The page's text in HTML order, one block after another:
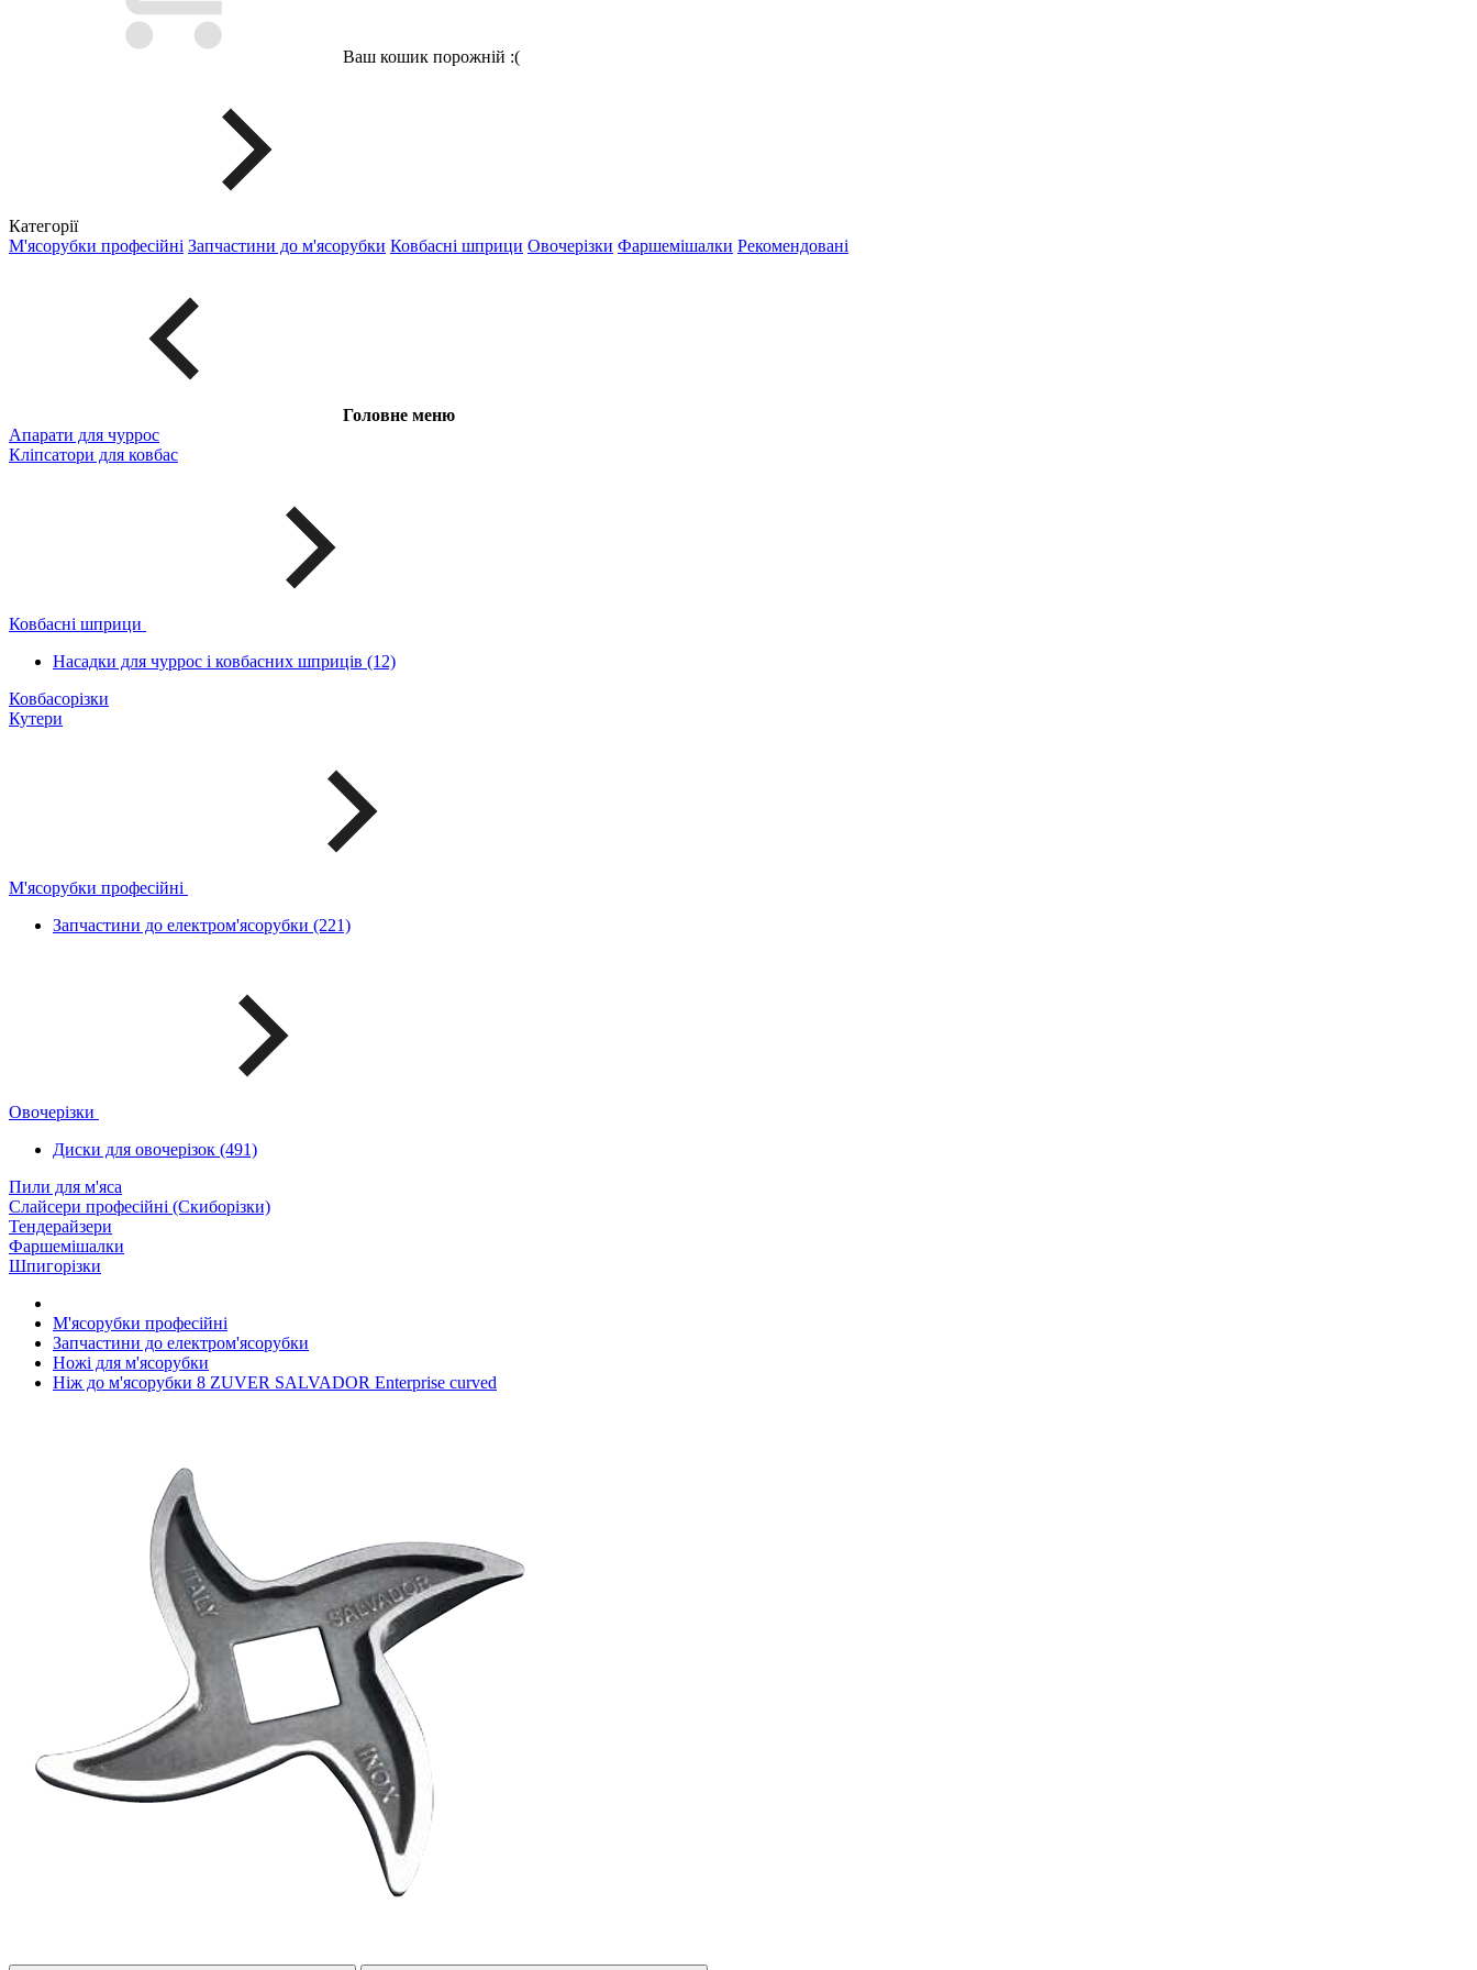
Ваш кошик порожній :(
Категорії
М'ясорубки професійні Запчастини до м'ясорубки Ковбасні шприци Овочерізки Фаршемішалки Рекомендовані
Головне меню
Апарати для чуррос
Кліпсатори для ковбас
Ковбасні шприци
Насадки для чуррос і ковбасних шприців (12)
Ковбасорізки
Кутери
М'ясорубки професійні
Запчастини до електром'ясорубки (221)
Овочерізки
Диски для овочерізок (491)
Пили для м'яса
Слайсери професійні (Скиборізки)
Тендерайзери
Фаршемішалки
Шпигорізки
М'ясорубки професійні
Запчастини до електром'ясорубки
Ножі для м'ясорубки
Ніж до м'ясорубки 8 ZUVER SALVADOR Enterprise curved